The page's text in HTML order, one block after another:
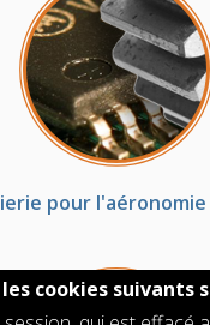
pour
cookies suivants